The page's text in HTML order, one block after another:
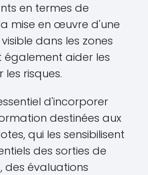
en termes de
mise en œuvre d'une
dans les zones
également aider les
risques.
d'incorporer
destinées aux
qui les sensibilisent
des sorties de
des évaluations